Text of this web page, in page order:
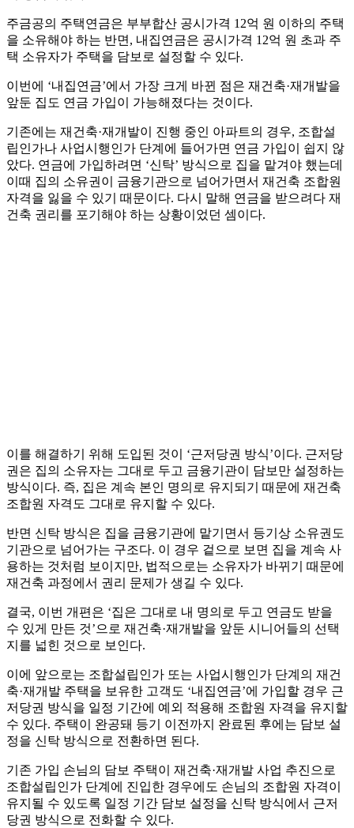
주금공의 주택연금은 부부합산 공시가격 12억 원 이하의 주택
을 소유해야 하는 반면, 내집연금은 공시가격 12억 원 초과 주
택 소유자가 주택을 담보로 설정할 수 있다.
이번에 ‘내집연금’에서 가장 크게 바뀐 점은 재건축·재개발을
앞둔 집도 연금 가입이 가능해졌다는 것이다.
기존에는 재건축·재개발이 진행 중인 아파트의 경우, 조합설
립인가나 사업시행인가 단계에 들어가면 연금 가입이 쉽지 않
았다. 연금에 가입하려면 ‘신탁’ 방식으로 집을 맡겨야 했는데
이때 집의 소유권이 금융기관으로 넘어가면서 재건축 조합원
자격을 잃을 수 있기 때문이다. 다시 말해 연금을 받으려다 재
건축 권리를 포기해야 하는 상황이었던 셈이다.
이를 해결하기 위해 도입된 것이 ‘근저당권 방식’이다. 근저당
권은 집의 소유자는 그대로 두고 금융기관이 담보만 설정하는
방식이다. 즉, 집은 계속 본인 명의로 유지되기 때문에 재건축
조합원 자격도 그대로 유지할 수 있다.
반면 신탁 방식은 집을 금융기관에 맡기면서 등기상 소유권도
기관으로 넘어가는 구조다. 이 경우 겉으로 보면 집을 계속 사
용하는 것처럼 보이지만, 법적으로는 소유자가 바뀌기 때문에
재건축 과정에서 권리 문제가 생길 수 있다.
결국, 이번 개편은 ‘집은 그대로 내 명의로 두고 연금도 받을
수 있게 만든 것’으로 재건축·재개발을 앞둔 시니어들의 선택
지를 넓힌 것으로 보인다.
이에 앞으로는 조합설립인가 또는 사업시행인가 단계의 재건
축·재개발 주택을 보유한 고객도 ‘내집연금’에 가입할 경우 근
저당권 방식을 일정 기간에 예외 적용해 조합원 자격을 유지할
수 있다. 주택이 완공돼 등기 이전까지 완료된 후에는 담보 설
정을 신탁 방식으로 전환하면 된다.
기존 가입 손님의 담보 주택이 재건축·재개발 사업 추진으로
조합설립인가 단계에 진입한 경우에도 손님의 조합원 자격이
유지될 수 있도록 일정 기간 담보 설정을 신탁 방식에서 근저
당권 방식으로 전화할 수 있다.